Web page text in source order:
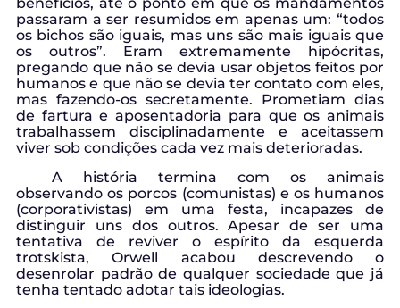
passaram a ser resumidos em apenas um: “todos
os bichos são iguais, mas uns são mais iguais que
os outros”. Eram extremamente hipócritas,
pregando que não se devia usar objetos feitos por
humanos e que não se devia ter contato com eles,
mas fazendo-os secretamente. Prometiam dias
de fartura e aposentadoria para que os animais
trabalhassem disciplinadamente e aceitassem
viver sob condições cada vez mais deterioradas.
A história termina com os animais
observando os porcos (comunistas) e os humanos
(corporativistas) em uma festa, incapazes de
distinguir uns dos outros. Apesar de ser uma
tentativa de reviver o espírito da esquerda
trotskista, Orwell acabou descrevendo o
desenrolar padrão de qualquer sociedade que já
tenha tentado adotar tais ideologias.